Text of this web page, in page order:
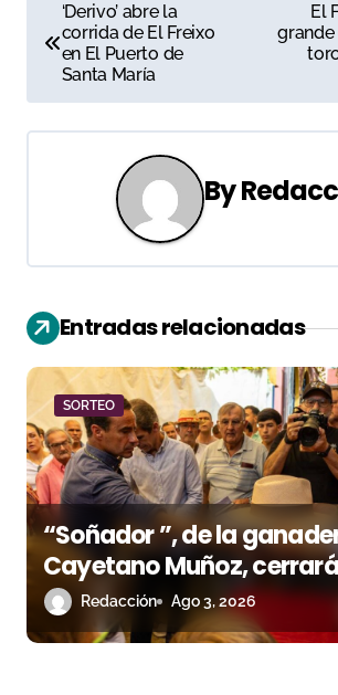
a
v
e
c
i
ó
n
d
e
e
n
t
‘Derivo’ abre la
corrida de El Freixo
en El Puerto de
Santa María
El
grande
By
Entradas relacionadas
SORTEO
“Soñador ”, de la
Cayetano Muñoz,
de las Colombinas 2026
Redacción Ago 3, 2026